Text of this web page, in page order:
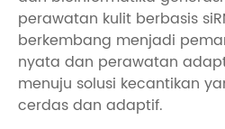
perawatan kulit berbasis
berkembang menjadi
nyata dan perawatan
menuju solusi kecantikan
cerdas dan adaptif.